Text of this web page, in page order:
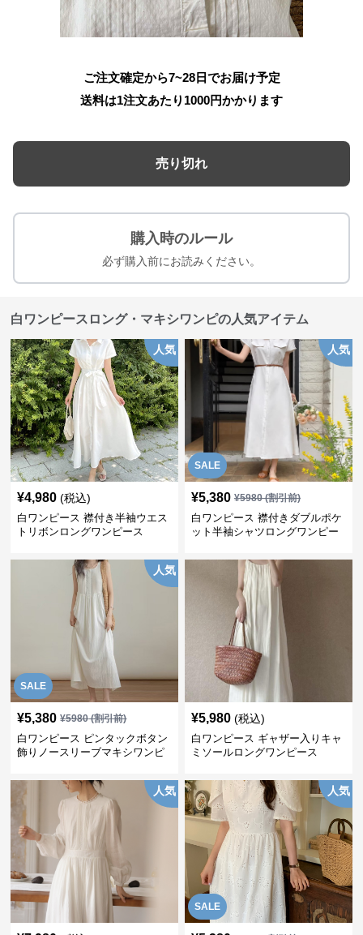
ご注文確定から7~28日でお届け予定
送料は1注文あたり 1000円かかります
売り切れ
購入時のルール
必ず購入前にお読みください。
白ワンピースロング・マキシワンピの人気アイテム
人気
¥4,980 (税込)
白ワンピース 襟付き半袖ウエス
トリボンロングワンピース
SALE
人気
¥5,380 ¥5980(割引前)
白ワンピース 襟付きダブルポケ
ット半袖シャツロングワンピー
SALE
人気
¥5,380 ¥5980(割引前)
白ワンピース ピンタックボタン
飾りノースリーブマキシワンピ
¥5,980 (税込)
白ワンピース ギャザー入りキャ
ミソールロングワンピース
人気
SALE
人気